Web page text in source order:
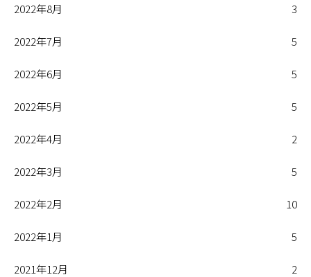
2022年8月 3
2022年7月 5
2022年6月 5
2022年5月 5
2022年4月 2
2022年3月 5
2022年2月 10
2022年1月 5
2021年12月 2